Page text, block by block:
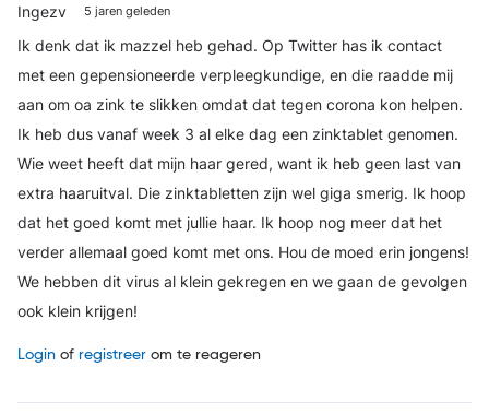
Ingezv 5 jaren geleden
Ik denk dat ik mazzel heb gehad. Op Twitter has ik contact
met een gepensioneerde verpleegkundige, en die raadde mij
aan om oa zink te slikken omdat dat tegen corona kon helpen.
Ik heb dus vanaf week 3 al elke dag een zinktablet genomen.
Wie weet heeft dat mijn haar gered, want ik heb geen last van
extra haaruitval. Die zinktabletten zijn wel giga smerig. Ik hoop
dat het goed komt met jullie haar. Ik hoop nog meer dat het
verder allemaal goed komt met ons. Hou de moed erin jongens!
We hebben dit virus al klein gekregen en we gaan de gevolgen
ook klein krijgen!
Login of registreer om te reageren